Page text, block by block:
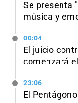
Se presenta
música y
00:04
El juicio
comenzará
23:06
El